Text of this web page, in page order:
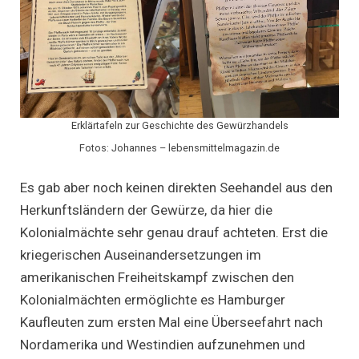
Erklärtafeln zur Geschichte des Gewürzhandels
Fotos: Johannes – lebensmittelmagazin.de
Es gab aber noch keinen direkten Seehandel aus den
Herkunftsländern der Gewürze, da hier die
Kolonialmächte sehr genau drauf achteten. Erst die
kriegerischen Auseinandersetzungen im
amerikanischen Freiheitskampf zwischen den
Kolonialmächten ermöglichte es Hamburger
Kaufleuten zum ersten Mal eine Überseefahrt nach
Nordamerika und Westindien aufzunehmen und